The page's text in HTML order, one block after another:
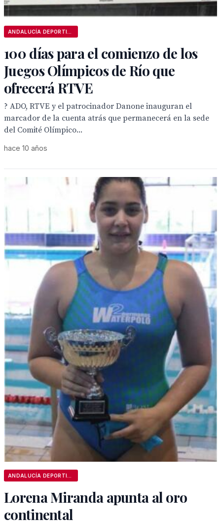
100 días para el comienzo de los
Juegos Olímpicos de Río que
ofrecerá RTVE
? ADO, RTVE y el patrocinador Danone inauguran el
marcador de la cuenta atrás que permanecerá en la sede
del Comité Olímpico...
hace 10 años
Lorena Miranda apunta al oro
continental